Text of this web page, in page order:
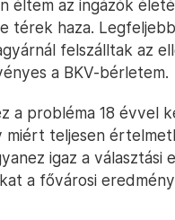
éltem az ingázók
térek haza.
felszálltak az
a BKV-bérletem.
a probléma 18 évvel
miért teljesen
igaz a választási
a fővárosi